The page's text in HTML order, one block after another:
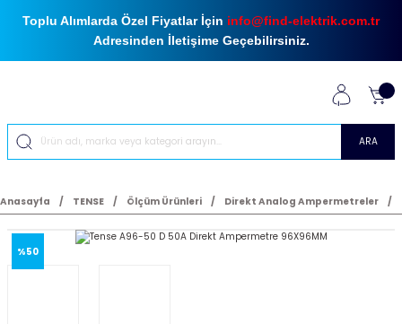
Toplu Alımlarda Özel Fiyatlar İçin info@find-elektrik.com.tr
Adresinden İletişime Geçebilirsiniz.
ARA
Anasayfa TENSE Ölçüm Ürünleri Direkt Analog Ampermetreler
%50